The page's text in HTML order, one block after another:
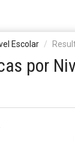
Escolar
por